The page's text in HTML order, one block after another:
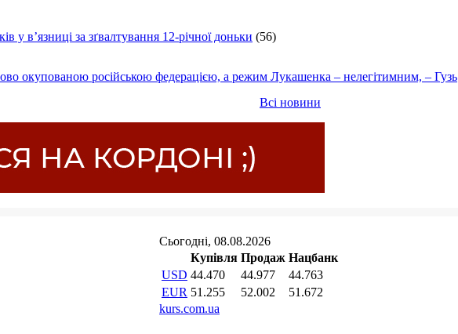
у в’язниці за зґвалтування 12-річної доньки (56)
окупованою російською федерацією, а режим Лукашенка – нелегітимним, – Гузь
Всі новини